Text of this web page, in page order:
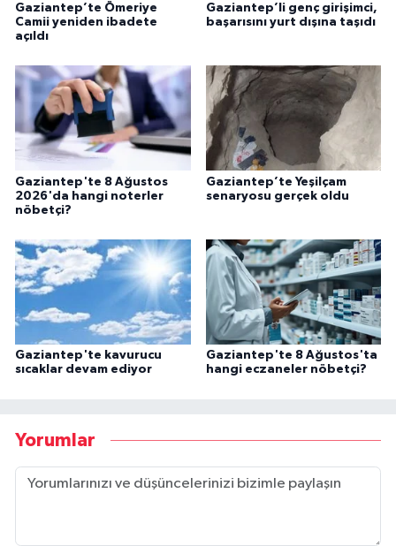
Gaziantep’te Ömeriye
Camii yeniden ibadete
açıldı
Gaziantep’li genç girişimci,
başarısını yurt dışına taşıdı
Gaziantep'te 8 Ağustos
2026'da hangi noterler
nöbetçi?
Gaziantep’te Yeşilçam
senaryosu gerçek oldu
Gaziantep'te kavurucu
sıcaklar devam ediyor
Gaziantep'te 8 Ağustos'ta
hangi eczaneler nöbetçi?
Yorumlar